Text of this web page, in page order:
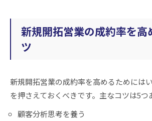
新規開拓営業の成約率を高
ツ
新規開拓営業の成約率を高めるためには
を押さえておくべきです。主なコツは5つ
顧客分析思考を養う